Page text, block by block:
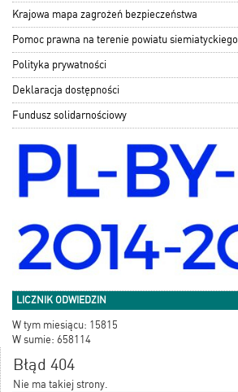
Krajowa mapa zagrożeń bezpieczeństwa
Pomoc prawna na terenie powiatu siemiatyckiego
Polityka prywatności
Deklaracja dostępności
Fundusz solidarnościowy
LICZNIK ODWIEDZIN
W tym miesiącu: 15815
W sumie: 658114
Błąd 404
Nie ma takiej strony.